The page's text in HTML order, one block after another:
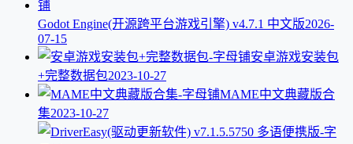
Godot Engine(开源跨平台游戏引擎) v4.7.1 中文版2026-
07-15
安卓游戏安装包
+完整数据包2023-10-27
MAME中文典藏版合
集2023-10-27